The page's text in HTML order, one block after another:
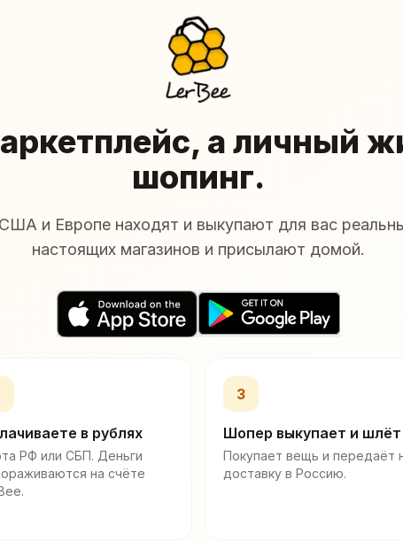
а личный
шопинг.
и Европе находят и выкупают для вас
настоящих магазинов и присылают домой.
в рублях
РФ или СБП. Деньги
на счёте
3
Шопер выкупает и шлёт
Покупает вещь и передаёт
доставку в Россию.